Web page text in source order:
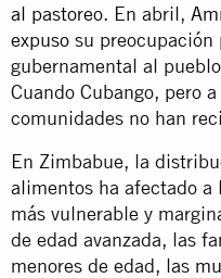
al pastoreo. En abril,
expuso su preocupación
gubernamental al
Cuando Cubango, pero
comunidades no han
En Zimbabue, la
alimentos ha afectado a
más vulnerable y
de edad avanzada, las
menores de edad, las